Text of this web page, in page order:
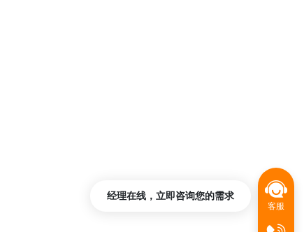
客服
经理在线，立即咨询您的需求